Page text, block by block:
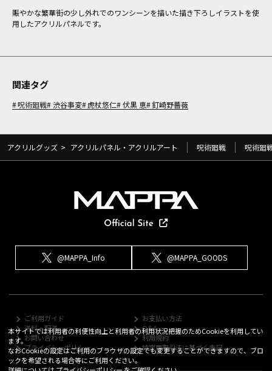
賑やかな繁華街の少し外れでのワンシーンを描いた描き下ろしイラストを使
用したアクリルパネルです。
関連タグ
呪術廻戦 渋谷事変 虎杖悠仁 伏黒 恵 釘崎野薔薇
アクリルグッズ > アクリルパネル・アクリルアート 呪術廻戦 呪術廻
@MAPPA_Info @MAPPA_GOODS
ご利用ガイド
お支払い方法
送料・配送
Q&A
お問い合わせ
利用規約
プライバシーポリシー
特定商取引法に基づく表記
本サイトでは利用者の利便性向上と利用者の利用状況把握のためCookieを利用してい
ます。
なおCookieの設定はご利用のブラウザの設定でも変更することができますので、ブロ
ックを希望される場合等にご利用ください。